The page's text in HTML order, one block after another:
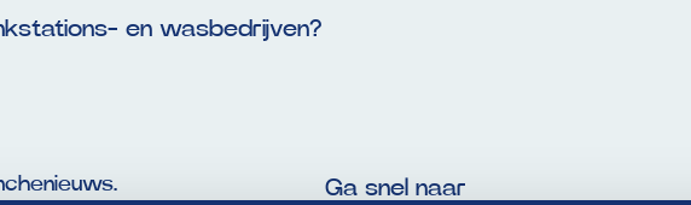
en wasbedrijven?
Ga snel naar